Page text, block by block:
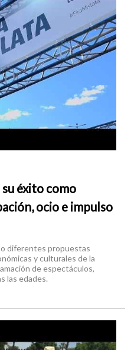
éxito como
ocio e impulso
diferentes propuestas
y culturales de la
de espectáculos,
las edades.